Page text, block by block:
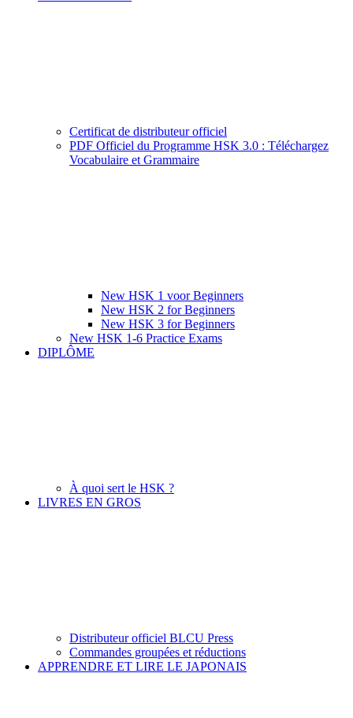
Certificat de distributeur officiel
PDF Officiel du Programme HSK 3.0 : Téléchargez
Vocabulaire et Grammaire
New HSK 1 voor Beginners
New HSK 2 for Beginners
New HSK 3 for Beginners
New HSK 1-6 Practice Exams
DIPLÔME
À quoi sert le HSK ?
LIVRES EN GROS
Distributeur officiel BLCU Press
Commandes groupées et réductions
APPRENDRE ET LIRE LE JAPONAIS